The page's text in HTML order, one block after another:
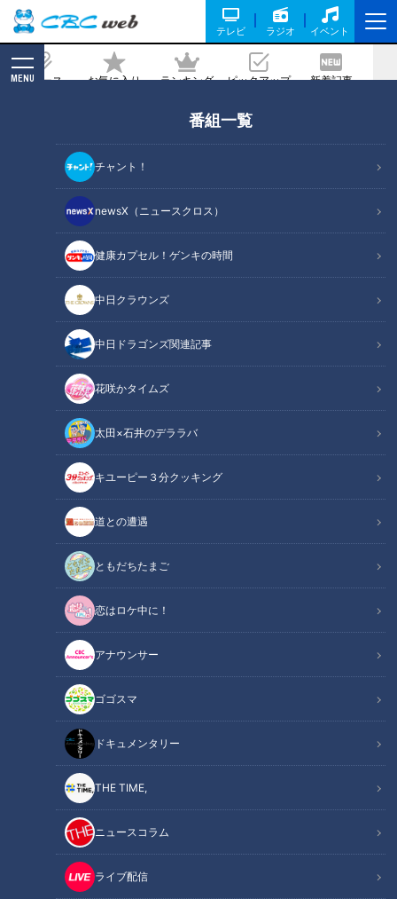
テレビ ラジオ イベント
ニュース お気に入り ランキング ピックアップ 新着記事
MENU
番組一覧
チャント！
newsX（ニュースクロス）
健康カプセル！ゲンキの時間
中日クラウンズ
中日ドラゴンズ関連記事
花咲かタイムズ
太田×石井のデララバ
キユーピー３分クッキング
道との遭遇
ともだちたまご
恋はロケ中に！
アナウンサー
ゴゴスマ
ドキュメンタリー
THE TIME,
ニュースコラム
ライブ配信
の底上げの裏にあった指導者の力
2026/07/06 18:20
「サンデードラゴンズ」より森繁和氏(C)CBCテレビ
中日ドラゴンズ
サンドラコラム
「とある妄想しがちなファンのドラゴンズ見聞録」
ＣＢＣテレビ「サンデードラゴンズ」（毎週日曜日午後１２時
５４分から東海エリアで生放送）を見たコラム
関連リンク
こちら【2分41秒～】
黄金期を支えた個の力
個人の力の伸ばし方、継続のさせ方
落合政権の10％の底上げは実際に個々の力にどう影響を与
えた？
オススメ関連コンテンツ